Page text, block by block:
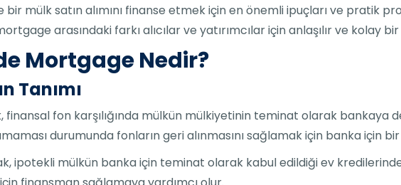
bir mülk satın alımını finanse etmek için en önemli ipuçları ve pratik
arasındaki farkı alıcılar ve yatırımcılar için anlaşılır ve kolay
Mortgage Nedir?
Tanımı
finansal fon karşılığında mülkün mülkiyetinin teminat olarak bankaya
durumunda fonların geri alınmasını sağlamak için banka için
ipotekli mülkün banka için teminat olarak kabul edildiği ev